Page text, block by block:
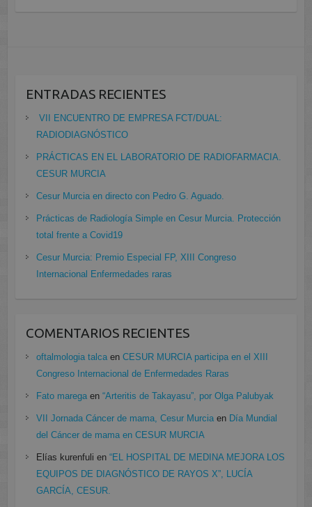
ENTRADAS RECIENTES
VII ENCUENTRO DE EMPRESA FCT/DUAL:
RADIODIAGNÓSTICO
PRÁCTICAS EN EL LABORATORIO DE RADIOFARMACIA.
CESUR MURCIA
Cesur Murcia en directo con Pedro G. Aguado.
Prácticas de Radiología Simple en Cesur Murcia. Protección
total frente a Covid19
Cesur Murcia: Premio Especial FP, XIII Congreso
Internacional Enfermedades raras
COMENTARIOS RECIENTES
oftalmologia talcaen CESUR MURCIA participa en el XIII
Congreso Internacional de Enfermedades Raras
Fato maregaen “Arteritis de Takayasu”, por Olga Palubyak
VII Jornada Cáncer de mama, Cesur Murciaen Día Mundial
del Cáncer de mama en CESUR MURCIA
Elías kurenfuli en “EL HOSPITAL DE MEDINA MEJORA LOS
EQUIPOS DE DIAGNÓSTICO DE RAYOS X”, LUCÍA
GARCÍA, CESUR.